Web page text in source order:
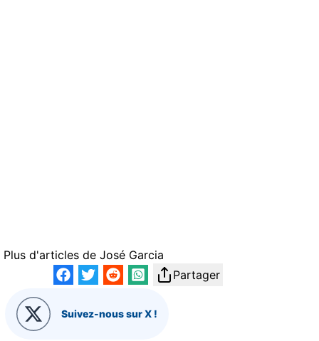
Plus d'articles de José Garcia
Partager
Suivez-nous sur X !